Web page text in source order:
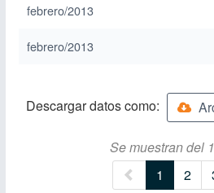
febrero/2013
febrero/2013
Descargar datos como:
Se muestran del
1 (current)
2